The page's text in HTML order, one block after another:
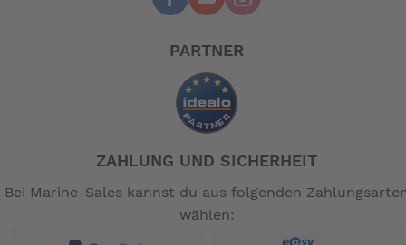
ermöglicht das hohe Drehmoment überragende
auch in höheren Drehzahlbereichen zu einer wahren
Rennmaschine, die Ihnen den besonderen Kick
verschafft - ohne dabei verschwenderisch mit dem
Kraftstoff umzugehen. Mit dem BF150 sind Sie einfach
für jede Gelegenheit gerüstet.
PARTNER
ZAHLUNG UND SICHERHEIT
Bei Marine-Sales kannst du aus folgenden
wählen: